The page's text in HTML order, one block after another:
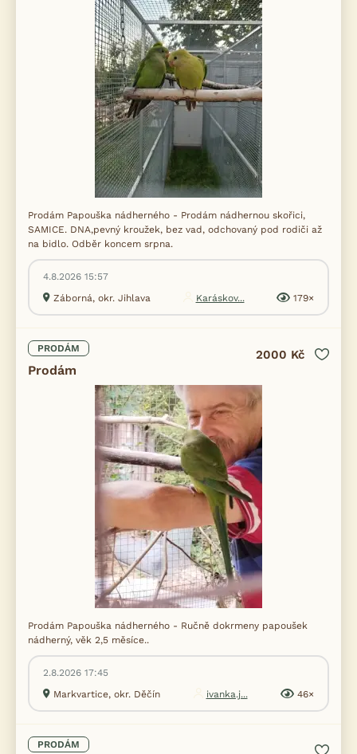
Prodám Papouška nádherného - Prodám nádhernou skořici,
SAMICE. DNA,pevný kroužek, bez vad, odchovaný pod rodiči až
na bidlo. Odběr koncem srpna.
4.8.2026 15:57
Záborná, okr. Jihlava
Karáskov... 179×
PRODÁM
Prodám
2000 Kč
Prodám Papouška nádherného - Ručně dokrmeny papoušek
nádherný, věk 2,5 měsíce..
2.8.2026 17:45
Markvartice, okr. Děčín
ivanka.j... 46×
PRODÁM